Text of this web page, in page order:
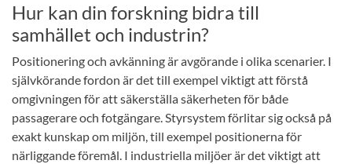
Hur kan din forskning bidra till
samhället och industrin?
Positionering och avkänning är avgörande i olika scenarier. I
självkörande fordon är det till exempel viktigt att förstå
omgivningen för att säkerställa säkerheten för både
passagerare och fotgängare. Styrsystem förlitar sig också på
exakt kunskap om miljön, till exempel positionerna för
närliggande föremål. I industriella miljöer är det viktigt att